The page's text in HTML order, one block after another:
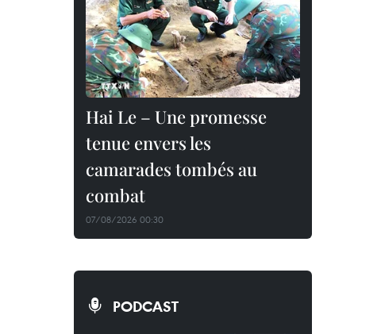
Hai Le – Une promesse
tenue envers les
camarades tombés au
combat
07/08/2026 00:30
PODCAST